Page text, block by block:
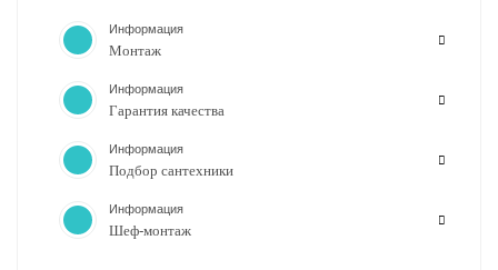
Информация
Монтаж
Информация
Гарантия качества
Информация
Подбор сантехники
Информация
Шеф-монтаж